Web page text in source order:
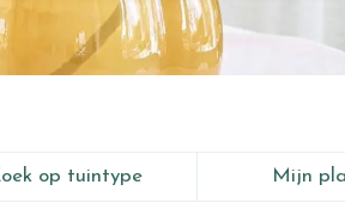
op tuintype Mijn